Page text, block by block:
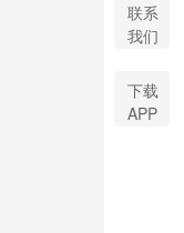
联系
我们
下载
APP